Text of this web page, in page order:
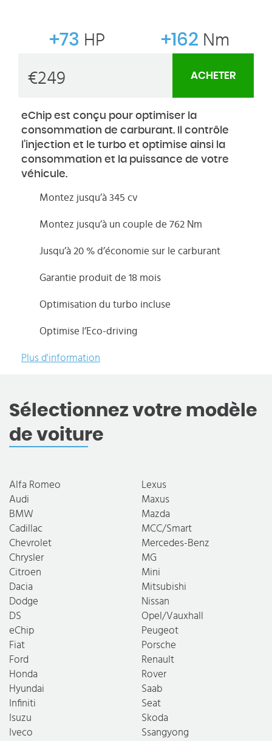
+73 HP +162 Nm
€249 ACHETER
eChip est conçu pour optimiser la
consommation de carburant. Il contrôle
l’injection et le turbo et optimise ainsi la
consommation et la puissance de votre
véhicule.
Montez jusqu’à 345 cv
Montez jusqu’à un couple de 762 Nm
Jusqu’à 20 % d’économie sur le carburant
Garantie produit de 18 mois
Optimisation du turbo incluse
Optimise l’Eco-driving
Plus d'information
Sélectionnez votre modèle
de voiture
Alfa Romeo
Audi
BMW
Cadillac
Chevrolet
Chrysler
Citroen
Dacia
Dodge
DS
eChip
Fiat
Ford
Honda
Hyundai
Infiniti
Isuzu
Iveco
Lexus
Maxus
Mazda
MCC/Smart
Mercedes-Benz
MG
Mini
Mitsubishi
Nissan
Opel/Vauxhall
Peugeot
Porsche
Renault
Rover
Saab
Seat
Skoda
Ssangyong